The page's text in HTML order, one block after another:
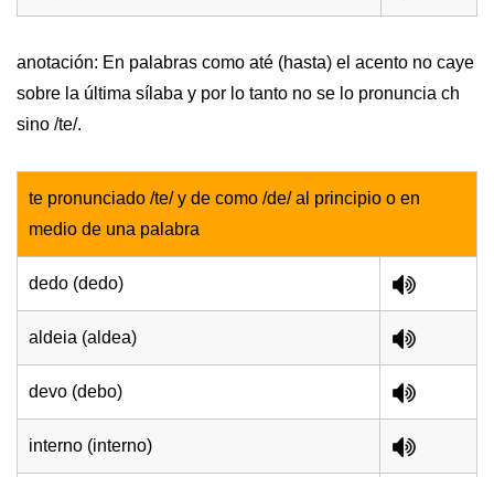
anotación: En palabras como até (hasta) el acento no caye
sobre la última sílaba y por lo tanto no se lo pronuncia ch
sino /te/.
te pronunciado /te/ y de como /de/ al principio o en
medio de una palabra
dedo (dedo)
aldeia (aldea)
devo (debo)
interno (interno)